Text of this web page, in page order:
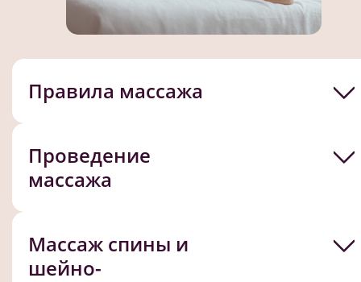
Правила массажа
Проведение
массажа
Массаж спины и
шейно-